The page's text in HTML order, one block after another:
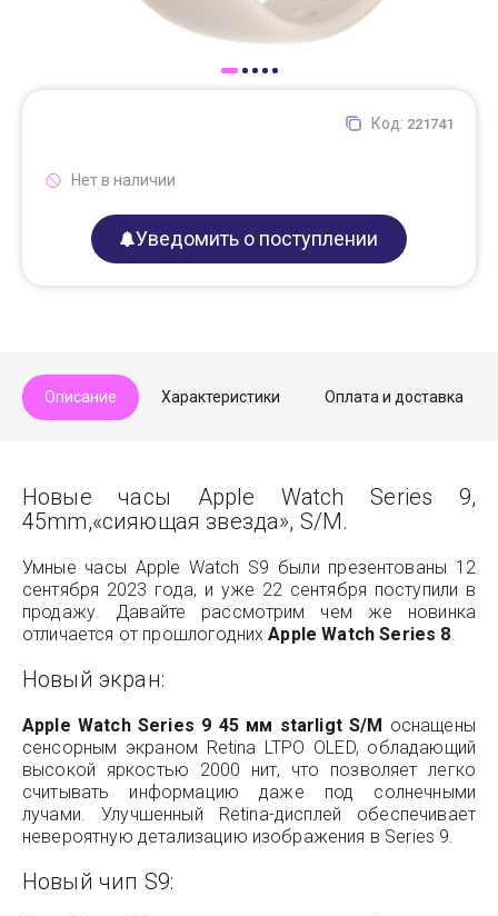
Код: 221741
Нет в наличии
Уведомить о поступлении
Описание Характеристики Оплата и доставка
Новые часы Apple Watch Series 9,
45mm,«сияющая звезда», S/M.
Умные часы Apple Watch S9 были презентованы 12
сентября 2023 года, и уже 22 сентября поступили в
продажу. Давайте рассмотрим чем же новинка
отличается от прошлогоднихApple Watch Series 8.
Новый экран:
Apple Watch Series 9 45 мм starligt S/M оснащены
сенсорным экраном Retina LTPO OLED, обладающий
высокой яркостью 2000 нит, что позволяет легко
считывать информацию даже под солнечными
лучами. Улучшенный Retina-дисплей обеспечивает
невероятную детализацию изображения в Series 9.
Новый чип S9: